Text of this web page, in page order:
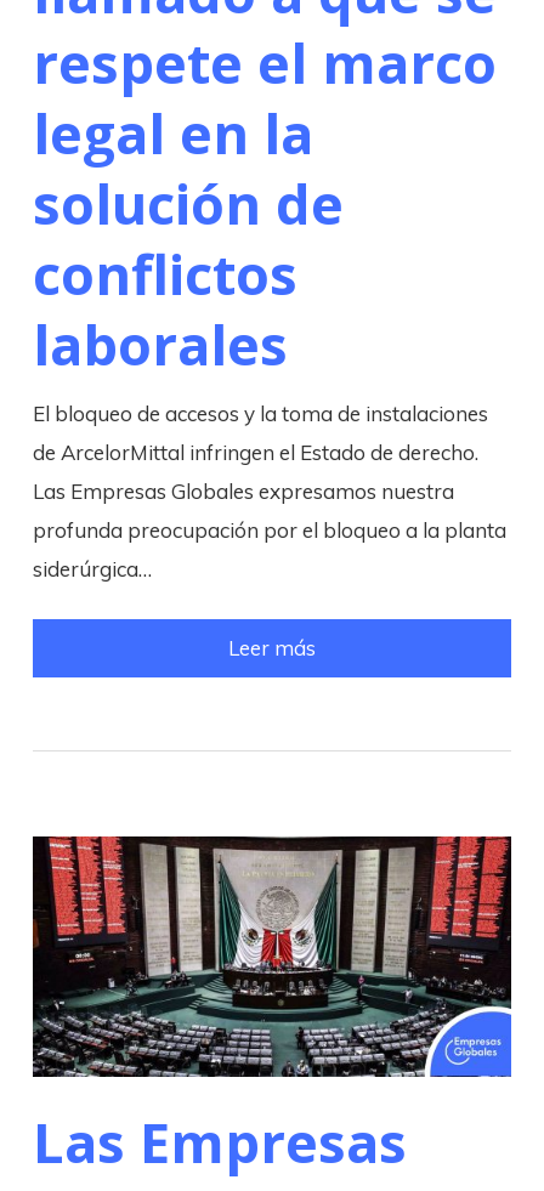
respete el marco
legal en la
solución de
conflictos
laborales
El bloqueo de accesos y la toma de instalaciones
de ArcelorMittal infringen el Estado de derecho.
Las Empresas Globales expresamos nuestra
profunda preocupación por el bloqueo a la planta
siderúrgica…
Leer más
Las Empresas